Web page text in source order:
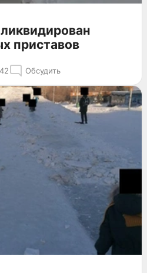
приставов
42 Обсудить